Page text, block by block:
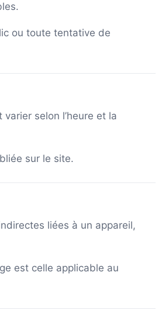
ou toute tentative de
selon l’heure et la
sur le site.
liées à un appareil,
est celle applicable au